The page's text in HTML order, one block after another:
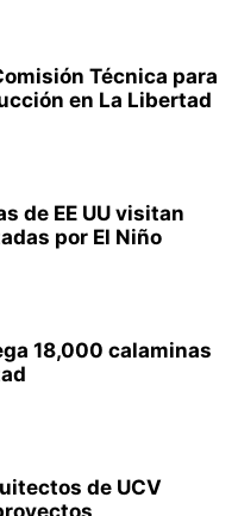
Técnica para
en La Libertad
de EE UU visitan
por El Niño
18,000 calaminas
de UCV